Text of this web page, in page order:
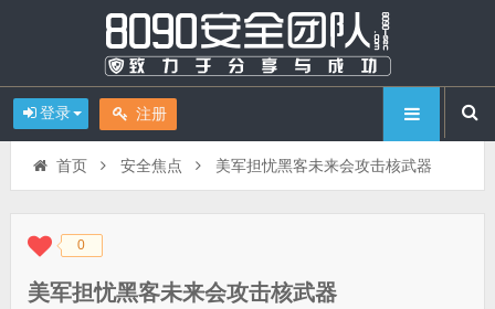
登录 注册
首页 安全焦点 美军担忧黑客未来会攻击核武器
◆◆ 0
美军担忧黑客未来会攻击核武器